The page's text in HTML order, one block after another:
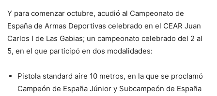
Y para comenzar octubre, acudió al Campeonato de
España de Armas Deportivas celebrado en el CEAR Juan
Carlos I de Las Gabias; un campeonato celebrado del 2 al
5, en el que participó en dos modalidades:
Pistola standard aire 10 metros, en la que se proclamó
Campeón de España Júnior y Subcampeón de España